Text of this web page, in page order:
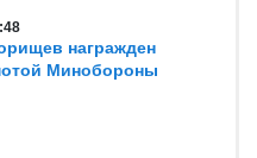
награжден
Минобороны